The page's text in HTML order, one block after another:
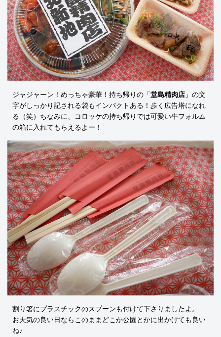
ジャジャーン！めっちゃ豪華！持ち帰りの「堂島精肉店 」の文
字がしっかり記される袋もインパクトある！歩く広告塔になれ
る（笑）ちなみに、コロッケの持ち帰りでは可愛い牛フォルム
の箱に入れてもらえるよー！
割り箸にプラスチックのスプーンも付けて下さりましたよ。
お天気の良い日ならこのままどこか公園とかに出かけても良い
ね♪